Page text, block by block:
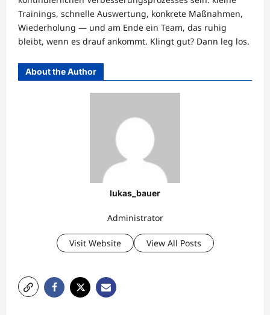
Trainings, schnelle Auswertung, konkrete Maßnahmen,
Wiederholung — und am Ende ein Team, das ruhig
bleibt, wenn es drauf ankommt. Klingt gut? Dann leg los.
About the Author
lukas_bauer
Administrator
Visit Website View All Posts